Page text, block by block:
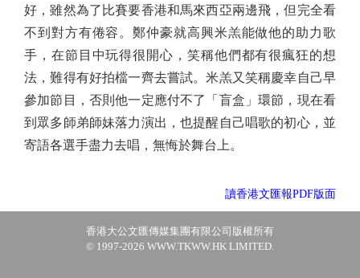
好，雖然為了比賽要香港和馬來西亞兩邊飛，但完全看
不到對方有倦容。鄭仲豪就高興米羔能做他的助力歌
手，在節目中玩得很開心，笑稱他們都有很瘋狂的想
法，難得有好拍檔一齊去嘗試。米羔又笑稱慶幸自己早
參加節目，否則他一定應付不了「盲盒」環節，現在看
到眾多師弟師妹落力演出，也提醒自己唱歌的初心，並
寄語各選手盡力去唱，無悔於舞台上。
讀香港文匯報PDF版面
香港大公文匯傳媒集團有限公司版權所有
© 1997-2026 WWW.TKWW.HK LIMITED.